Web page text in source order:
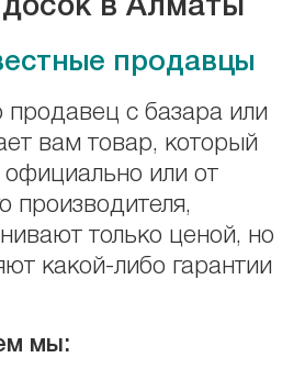
в Алматы
продавцы
продавец с базара или
вам товар, который
или от
производителя,
только ценой, но
какой-либо гарантии
мы: